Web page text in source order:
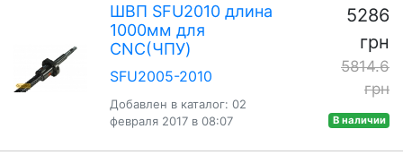
ШВП SFU2010 длина
1000мм для
CNC(ЧПУ)
SFU2005-2010
Добавлен в каталог: 02
февраля 2017 в 08:07
5286
грн
5814.6
грн
В наличии